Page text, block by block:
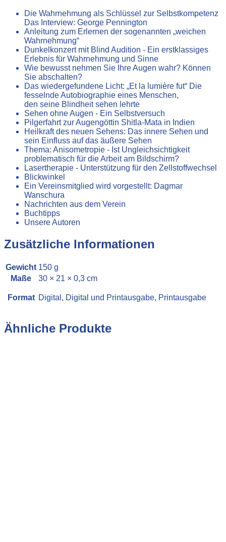
Die Wahrnehmung als Schlüssel zur Selbstkompetenz
Das Interview: George Pennington
Anleitung zum Erlernen der sogenannten „weichen
Wahrnehmung“
Dunkelkonzert mit Blind Audition - Ein erstklassiges
Erlebnis für Wahrnehmung und Sinne
Wie bewusst nehmen Sie Ihre Augen wahr? Können
Sie abschalten?
Das wiedergefundene Licht: „Et la lumière fut“ Die
fesselnde Autobiographie eines Menschen,
den seine Blindheit sehen lehrte
Sehen ohne Augen - Ein Selbstversuch
Pilgerfahrt zur Augengöttin Shitla-Mata in Indien
Heilkraft des neuen Sehens: Das innere Sehen und
sein Einfluss auf das äußere Sehen
Thema: Anisometropie - Ist Ungleichsichtigkeit
problematisch für die Arbeit am Bildschirm?
Lasertherapie - Unterstützung für den Zellstoffwechsel
Blickwinkel
Ein Vereinsmitglied wird vorgestellt: Dagmar
Wanschura
Nachrichten aus dem Verein
Buchtipps
Unsere Autoren
Zusätzliche Informationen
Gewicht 150 g
Maße
30 × 21 × 0,3 cm
Format Digital, Digital und Printausgabe, Printausgabe
Ähnliche Produkte